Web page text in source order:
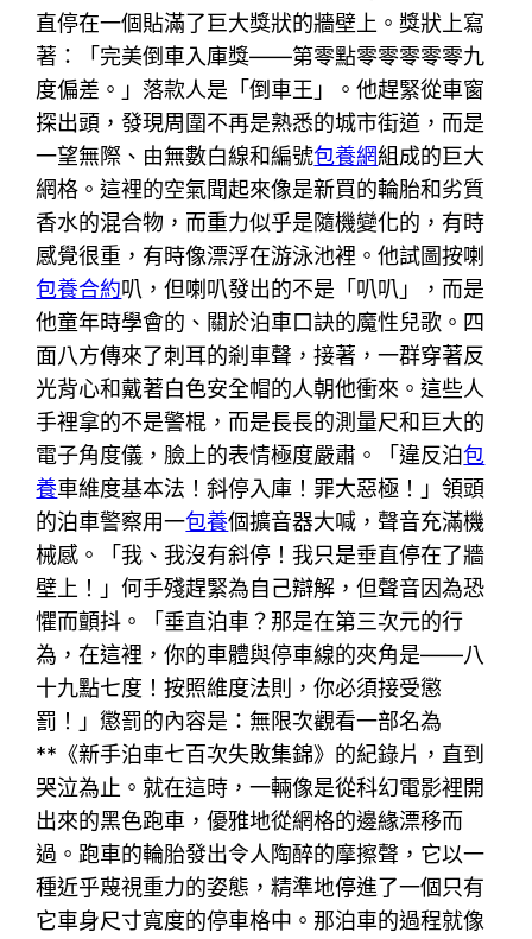
直停在一個貼滿了巨大獎狀的牆壁上。獎狀上寫
著：「完美倒車入庫獎——第零點零零零零零九
度偏差。」落款人是「倒車王」。他趕緊從車窗
探出頭，發現周圍不再是熟悉的城市街道，而是
一望無際、由無數白線和編號包養網組成的巨大
網格。這裡的空氣聞起來像是新買的輪胎和劣質
香水的混合物，而重力似乎是隨機變化的，有時
感覺很重，有時像漂浮在游泳池裡。他試圖按喇
包養合約叭，但喇叭發出的不是「叭叭」，而是
他童年時學會的、關於泊車口訣的魔性兒歌。四
面八方傳來了刺耳的剎車聲，接著，一群穿著反
光背心和戴著白色安全帽的人朝他衝來。這些人
手裡拿的不是警棍，而是長長的測量尺和巨大的
電子角度儀，臉上的表情極度嚴肅。「違反泊包
養車維度基本法！斜停入庫！罪大惡極！」領頭
的泊車警察用一包養個擴音器大喊，聲音充滿機
械感。「我、我沒有斜停！我只是垂直停在了牆
壁上！」何手殘趕緊為自己辯解，但聲音因為恐
懼而顫抖。「垂直泊車？那是在第三次元的行
為，在這裡，你的車體與停車線的夾角是——八
十九點七度！按照維度法則，你必須接受懲
罰！」懲罰的內容是：無限次觀看一部名為
**《新手泊車七百次失敗集錦》的紀錄片，直到
哭泣為止。就在這時，一輛像是從科幻電影裡開
出來的黑色跑車，優雅地從網格的邊緣漂移而
過。跑車的輪胎發出令人陶醉的摩擦聲，它以一
種近乎蔑視重力的姿態，精準地停進了一個只有
它車身尺寸寬度的停車格中。那泊車的過程就像